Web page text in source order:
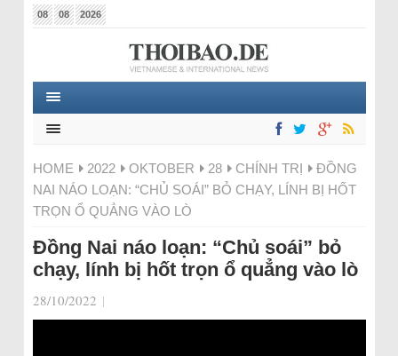
08 08 2026
HOME 2022 OKTOBER 28 CHÍNH TRỊ
ĐỒNG
NAI NÁO LOẠN: “CHỦ SOÁI” BỎ CHẠY, LÍNH BỊ HỐT
TRỌN Ổ QUẲNG VÀO LÒ
Đồng Nai náo loạn: “Chủ soái” bỏ
chạy, lính bị hốt trọn ổ quẳng vào lò
28/10/2022 |